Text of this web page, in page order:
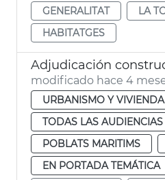
GENERALITAT
LA
HABITATGES
modificado hace 4
URBANISMO Y VIVIENDA
TODAS LAS AUDIENCIAS
POBLATS MARITIMS
EN PORTADA TEMÁTICA